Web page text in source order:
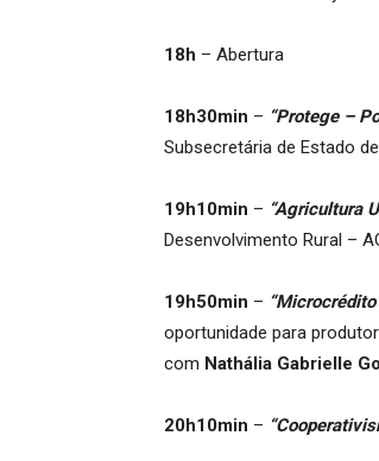
18h – Abertura
18h30min – “Protege –
Subsecretária de Estado
19h10min – “Agricultura
Desenvolvimento Rural –
19h50min –
oportunidade para
com Nathália Gabrielle
20h10min –